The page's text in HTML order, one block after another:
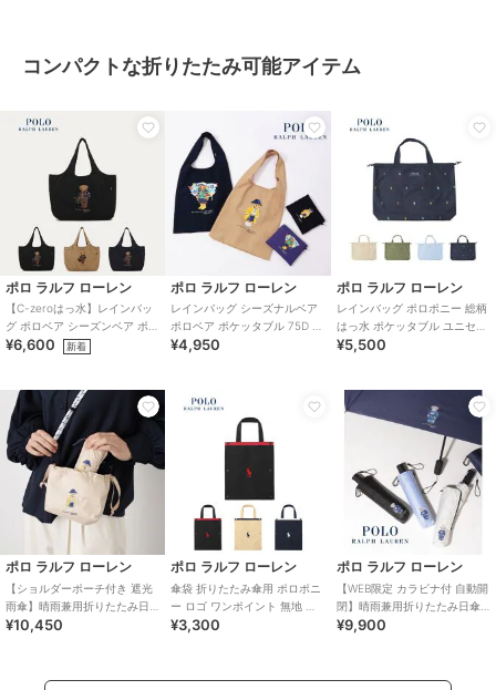
コンパクトな折りたたみ可能アイテム
ポロ ラルフ ローレン
【C-zeroはっ水】レインバッ
グ ポロベア シーズンベア ポケ
ッタブル ユニセックス 75D
¥6,600 新着
ポロ ラルフ ローレン
レインバッグ シーズナルベア
ポロベア ポケッタブル 75D ユ
ニセックス
¥4,950
ポロ ラルフ ローレン
レインバッグ ポロポニー 総柄
はっ水 ポケッタブル ユニセッ
クス
¥5,500
ポロ ラルフ ローレン
【ショルダーポーチ付き 遮光
雨傘】晴雨兼用折りたたみ日
傘 楽折5段ミニ ポロベア 遮光
¥10,450
ポロ ラルフ ローレン
傘袋 折りたたみ傘用 ポロポニ
ー ロゴ ワンポイント 無地 パ
イピング ユニセックス
¥3,300
ポロ ラルフ ローレン
【WEB限定 カラビナ付 自動開
閉】晴雨兼用折りたたみ日傘
ポロベア 遮光率100％ 遮熱 UV
¥9,900